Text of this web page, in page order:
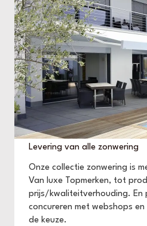
Levering van alle zonwering
Onze collectie zonwering is
Van luxe Topmerken, tot
prijs/kwaliteitverhouding. En
concureren met webshops
de keuze.